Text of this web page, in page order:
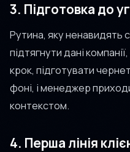
3. Підготовка до
Рутина, яку ненавидять
підтягнути дані
крок, підготувати
фоні, і менеджер
контекстом.
4. Перша лінія